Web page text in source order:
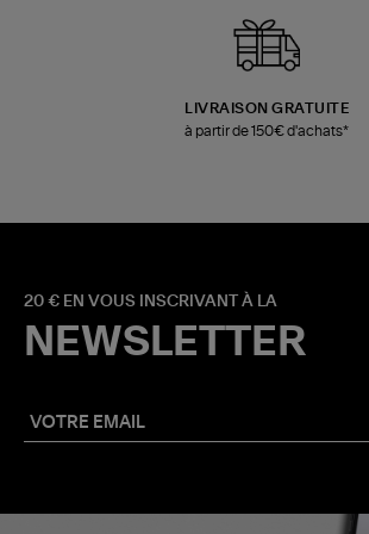
LIVRAISON GRATUITE
à partir de 150€ d'achats*
20 € EN VOUS INSCRIVANT À LA
NEWSLETTER